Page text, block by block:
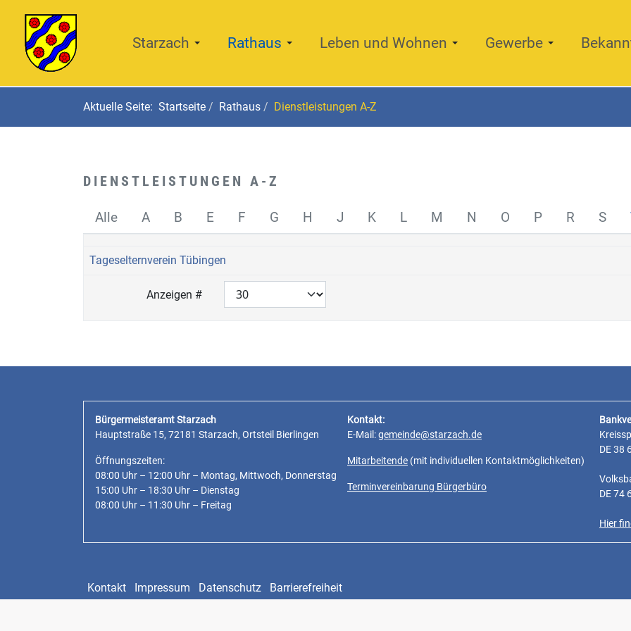
Starzach Rathaus Leben und Wohnen Gewerbe
Aktuelle Seite: Startseite Rathaus Dienstleistungen A-Z
DIENSTLEISTUNGEN A-Z
Alle A B E F G H J K L M N O P R S
Anzeigen #
Tageselternverein Tübingen
Bürgermeisteramt Starzach
Hauptstraße 15, 72181 Starzach, Ortsteil Bierlingen
Öffnungszeiten:
08:00 Uhr – 12:00 Uhr – Montag, Mittwoch, Donnerstag
15:00 Uhr – 18:30 Uhr – Dienstag
08:00 Uhr – 11:30 Uhr – Freitag
Kontakt:
E-Mail:gemeinde@starzach.de
Mitarbeitende (mit individuellen Kontaktmöglichkeiten)
Terminvereinbarung Bürgerbüro
DE 38
DE 74
Hier
Kontakt Impressum Datenschutz Barrierefreiheit